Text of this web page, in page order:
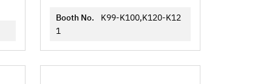
Booth No. K99-K100,K120-K12
1